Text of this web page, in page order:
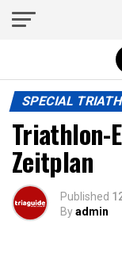
SPECIAL
Triathlon-
Zeitplan
Published
Byadmin